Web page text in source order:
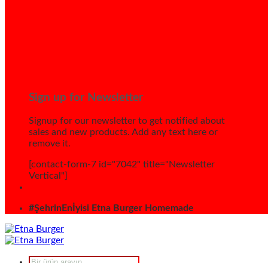
Sign up for Newsletter
Signup for our newsletter to get notified about
sales and new products. Add any text here or
remove it.
[contact-form-7 id="7042" title="Newsletter
Vertical"]
#ŞehrinEnİyisi Etna Burger Homemade
Products